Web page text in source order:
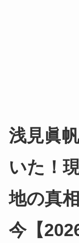
浅見眞
いた！
地の真
今【